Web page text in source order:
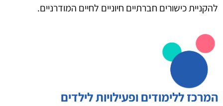
להקניית כישורים חברתיים חיוניים לחיים המודרניים.
המרכז ללימודים ופעילויות לילדים